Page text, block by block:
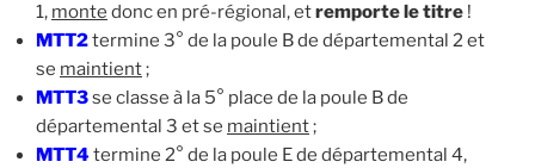
1, monte donc en pré-régional, etremporte le titre !
MTT2termine 3° de la poule B de départemental 2 et
se maintient;
MTT3se classe à la 5° place de la poule B de
départemental 3 et se maintient;
MTT4termine 2° de la poule E de départemental 4,